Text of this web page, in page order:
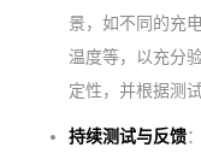
景，如不同的充
温度等，以充分
定性，并根据测
持续测试与反馈